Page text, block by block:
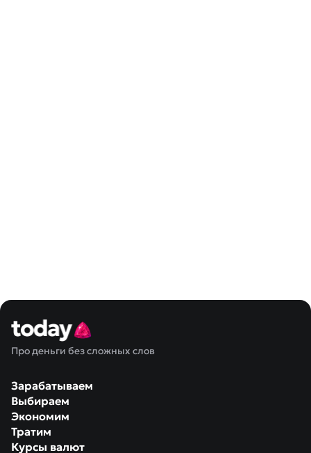
Про деньги без сложных слов
Зарабатываем
Выбираем
Экономим
Тратим
Курсы валют